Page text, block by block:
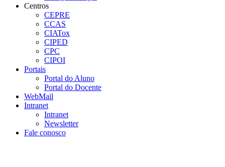
Centros
CEPRE
CCAS
CIATox
CIPED
CPC
CIPOI
Portais
Portal do Aluno
Portal do Docente
WebMail
Intranet
Intranet
Newsletter
Fale conosco